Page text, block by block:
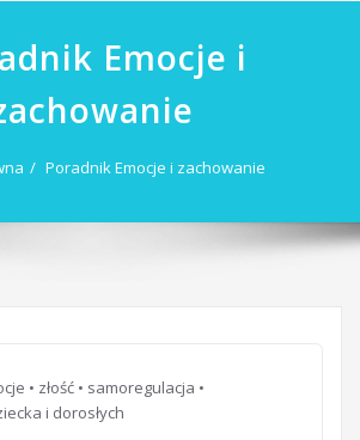
Emocje i
Poradnik Emocje i zachowanie
• złość • samoregulacja •
i dorosłych